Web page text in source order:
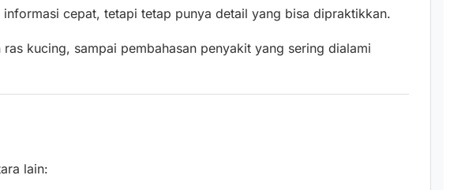
cepat, tetapi tetap punya detail yang bisa dipraktikkan.
kucing, sampai pembahasan penyakit yang sering dialami
lain: